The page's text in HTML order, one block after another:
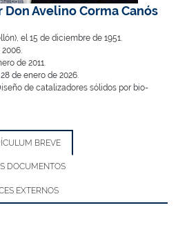
Avelino Corma Canós
el 15 de diciembre de 1951.
de 2011.
de enero de 2026.
de catalizadores sólidos por bio-
BREVE
DOCUMENTOS
EXTERNOS